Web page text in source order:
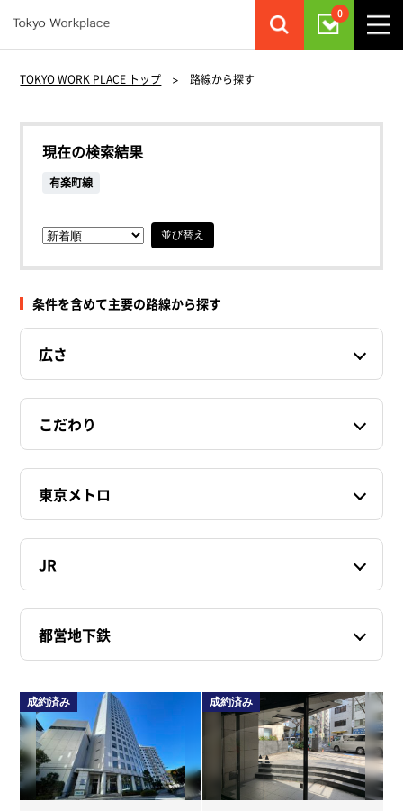
0
TOKYO WORK PLACE トップ >路線から探す
現在の検索結果
有楽町線
並び替え
条件を含めて主要の路線から探す
広さ
こだわり
東京メトロ
JR
都営地下鉄
成約済み 成約済み